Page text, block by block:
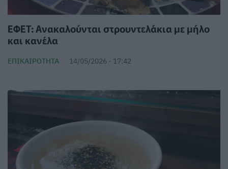
ΕΦΕΤ: Ανακαλούνται στρουντελάκια με μήλο
και κανέλα
ΕΠΙΚΑΙΡΌΤΗΤΑ 14/05/2026 - 17:42